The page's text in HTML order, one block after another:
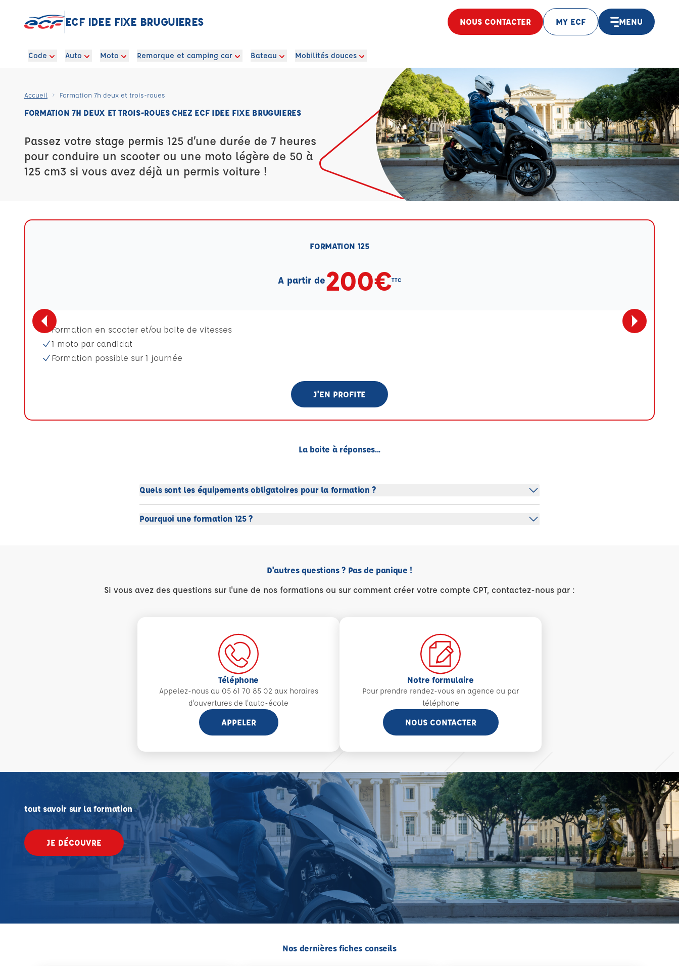
ECF IDEE FIXE BRUGUIERES NOUS CONTACTER MY ECF MENU
Code Auto Moto Remorque et camping car Bateau Mobilités douces
Accueil Formation 7h deux et trois-roues
FORMATION 7H DEUX ET TROIS-ROUES CHEZ ECF IDEE FIXE BRUGUIERES
Passez votre stage permis 125 d’une durée de 7 heures
pour conduire un scooter ou une moto légère de 50 à
125 cm3 si vous avez déjà un permis voiture !
FORMATION 125
A partir de200€TTC
Formation en scooter et/ou boite de vitesses
1 moto par candidat
Formation possible sur 1 journée
J'EN PROFITE
La boite à réponses...
Quels sont les équipements obligatoires pour la formation ?
Pourquoi une formation 125 ?
D'autres questions ? Pas de panique !
Si vous avez des questions sur l'une de nos formations ou sur comment créer votre compte CPT, contactez-nous par :
Téléphone
Appelez-nous au 05 61 70 85 02 aux horaires
d'ouvertures de l'auto-école
APPELER
Notre formulaire
Pour prendre rendez-vous en agence ou par
téléphone
NOUS CONTACTER
tout savoir sur la formation
JE DÉCOUVRE
Nos dernières fiches conseils